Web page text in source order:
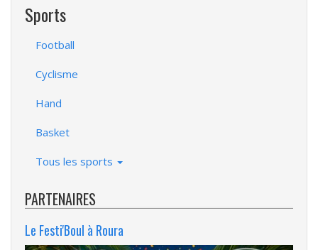
Sports
Football
Cyclisme
Hand
Basket
Tous les sports
PARTENAIRES
Le Festi'Boul à Roura